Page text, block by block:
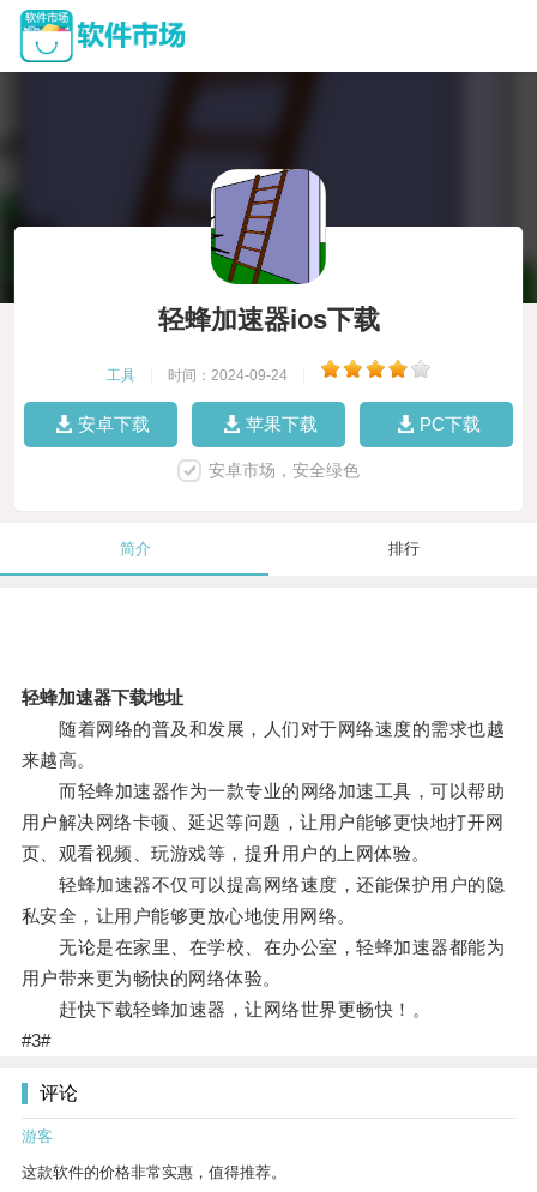
轻蜂加速器ios下载
工具 时间：2024-09-24
安卓下载 苹果下载 PC下载
安卓市场，安全绿色
简介 排行
轻蜂加速器下载地址
随着网络的普及和发展，人们对于网络速度的需求也越
来越高。
而轻蜂加速器作为一款专业的网络加速工具，可以帮助
用户解决网络卡顿、延迟等问题，让用户能够更快地打开网
页、观看视频、玩游戏等，提升用户的上网体验。
轻蜂加速器不仅可以提高网络速度，还能保护用户的隐
私安全，让用户能够更放心地使用网络。
无论是在家里、在学校、在办公室，轻蜂加速器都能为
用户带来更为畅快的网络体验。
赶快下载轻蜂加速器，让网络世界更畅快！。
#3#
评论
游客
这款软件的价格非常实惠，值得推荐。